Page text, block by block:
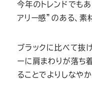
今年のトレンドでも
アリー感”のある、素
ブラックに比べて抜
ーに肩まわりが落ち
ることでよりしなや